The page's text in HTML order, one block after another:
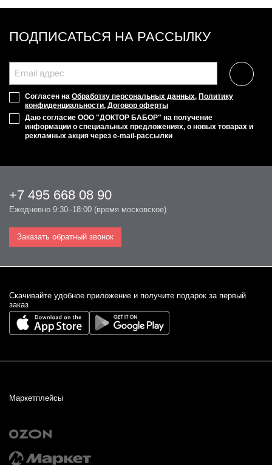
ПОДПИСАТЬСЯ НА РАССЫЛКУ
Согласен на Обработку персональных данных, Политику
конфиденциальности, Договор оферты
Даю согласие ООО "ДОКТОР БАБОР" на получение
информации о специальных предложениях, о новых товарах и
рекламных акция через e-mail-рассылки
+7 495 668 08 90
Ежедневно 9:30–18:00 (время московское)
Заказать обратный звонок
Cкачивайте удобное приложение и получите подарок за первый
заказ
Маркетплейсы